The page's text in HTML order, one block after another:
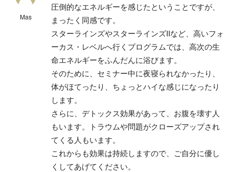
Mas
圧倒的なエネルギーを感じたということですが、
まったく同感です。
スターラインズやスターラインズIIなど、高いフォ
ーカス・レベルへ行くプログラムでは、高次の生
命エネルギーをふんだんに浴びます。
そのために、セミナー中に夜寝られなかったり、
体がほてったり、ちょっとハイな感じになったり
します。
さらに、デトックス効果があって、お腹を壊す人
もいます。トラウムや問題がクローズアップされ
てくる人もいます。
これからも効果は持続しますので、ご自分に優し
くしてあげてください。